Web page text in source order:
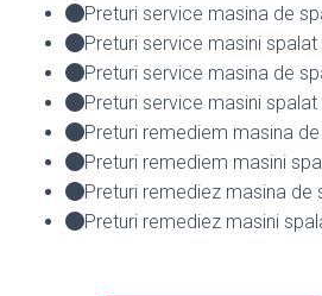
Preturi service masina de
Preturi service masini spalat
Preturi service masina de
Preturi service masini spalat
Preturi remediem masina
Preturi remediem masini
Preturi remediez masina de
Preturi remediez masini